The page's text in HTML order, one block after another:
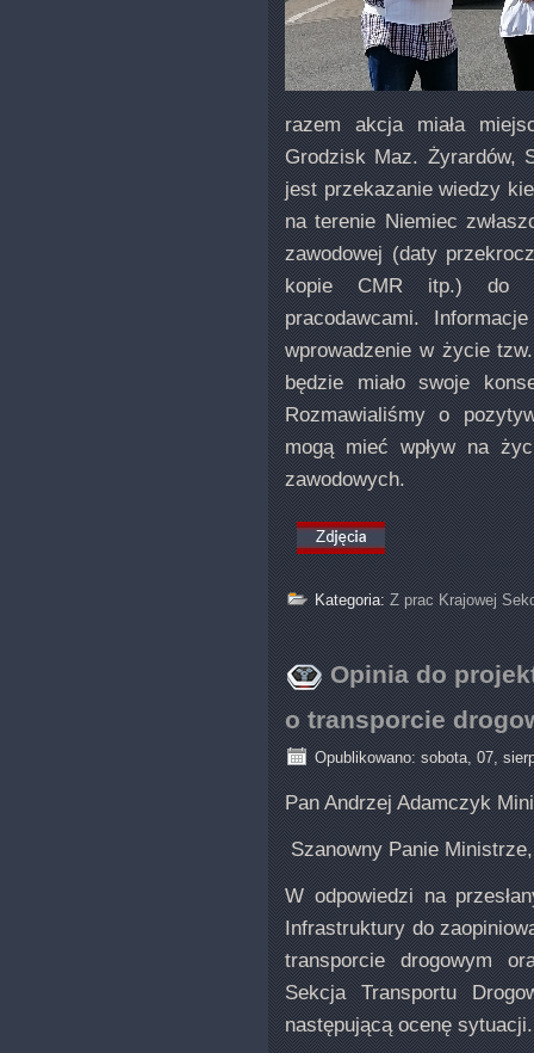
razem akcja miała
Grodzisk Maz. Żyrardów,
jest przekazanie wiedzy
na terenie Niemiec
zawodowej (daty
kopie CMR itp.) do
pracodawcami.
wprowadzenie w życie
będzie miało swoje
Rozmawialiśmy o
mogą mieć wpływ na
zawodowych.
Kategoria:Z prac Krajowej
Opinia do
o transporcie
Opublikowano: sobota, 07,
Pan Andrzej Adamczyk
Szanowny Panie Ministrze,
W odpowiedzi na
Infrastruktury do
transporcie drogowym
Sekcja Transportu
następującą ocenę